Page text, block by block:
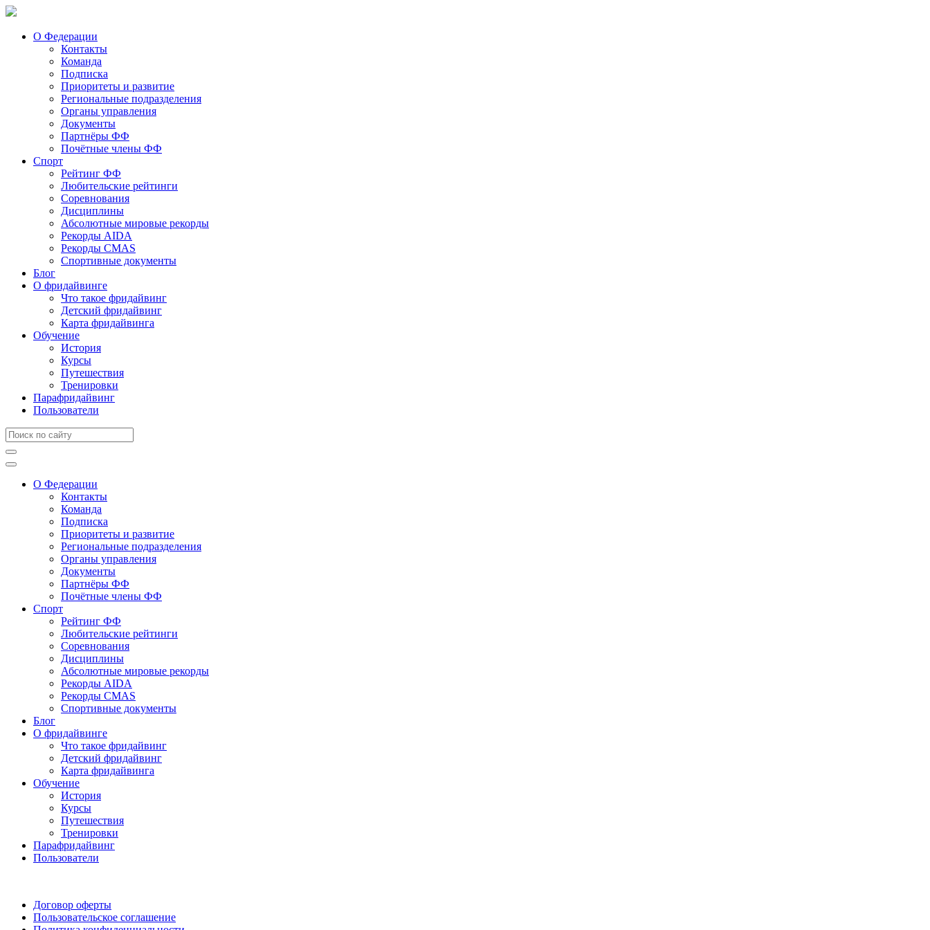
О Федерации
Контакты
Команда
Подписка
Приоритеты и развитие
Региональные подразделения
Органы управления
Документы
Партнёры ФФ
Почётные члены ФФ
Спорт
Рейтинг ФФ
Любительские рейтинги
Соревнования
Дисциплины
Абсолютные мировые рекорды
Рекорды AIDA
Рекорды CMAS
Спортивные документы
Блог
О фридайвинге
Что такое фридайвинг
Детский фридайвинг
Карта фридайвинга
Обучение
История
Курсы
Путешествия
Тренировки
Парафридайвинг
Пользователи
О Федерации
Контакты
Команда
Подписка
Приоритеты и развитие
Региональные подразделения
Органы управления
Документы
Партнёры ФФ
Почётные члены ФФ
Спорт
Рейтинг ФФ
Любительские рейтинги
Соревнования
Дисциплины
Абсолютные мировые рекорды
Рекорды AIDA
Рекорды CMAS
Спортивные документы
Блог
О фридайвинге
Что такое фридайвинг
Детский фридайвинг
Карта фридайвинга
Обучение
История
Курсы
Путешествия
Тренировки
Парафридайвинг
Пользователи
Договор оферты
Пользовательское соглашение